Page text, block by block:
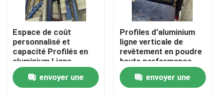
Maison
Produits
Espace de coût
personnalisé et
capacité Profilés en
aluminium Ligne
verticale de
revêtement en poudre
haute performance
envoyer une
Profiles d'aluminium
ligne verticale de
revêtement en poudre
haute performance
envoyer une